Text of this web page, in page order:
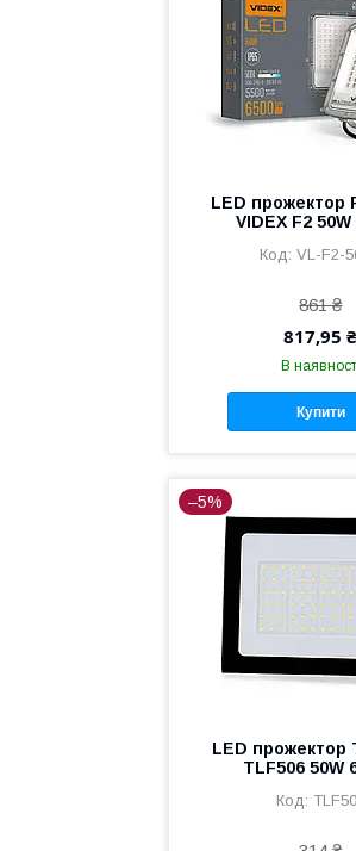
LED прожектор
VIDEX F2 50W
VL-F2-
861 ₴
817,95 ₴
В
Купити
–5%
LED прожектор
TLF506 50W